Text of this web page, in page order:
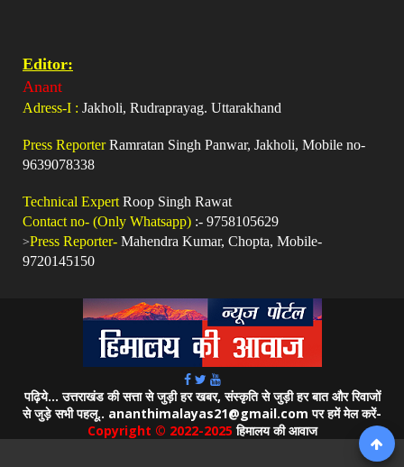
Editor:
Anant
Adress-I : Jakholi, Rudraprayag. Uttarakhand
Press ReporterRamratan Singh Panwar, Jakholi, Mobile no-
9639078338
Technical Expert Roop Singh Rawat
Contact no- (Only Whatsapp) :- 9758105629
>Press Reporter- Mahendra Kumar, Chopta, Mobile-
9720145150
पढ़िये... उत्तराखंड की सत्ता से जुड़ी हर खबर, संस्कृति से जुड़ी हर बात और रिवाजों
से जुड़े सभी पहलू.. ananthimalayas21@gmail.com पर हमें मेल करें-
Copyright © 2022-2025हिमालय की आवाज